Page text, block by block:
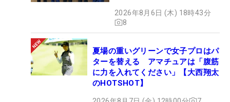
2026年8月6日 (木) 18時43分
8
夏場の重いグリーンで女子プロはパ
ターを替える アマチュアは「腹筋
に力を入れてください」【大西翔太
のHOTSHOT】